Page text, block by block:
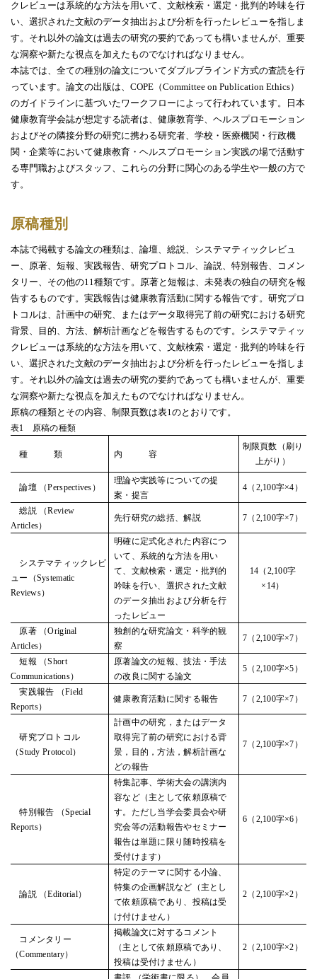
クレビューは系統的な方法を用いて、文献検索・選定・批判的吟味を行
い、選択された文献のデータ抽出および分析を行ったレビューを指しま
す。それ以外の論文は過去の研究の要約であっても構いませんが、重要
な洞察や新たな視点を加えたものでなければなりません。
本誌では、全ての種別の論文についてダブルブラインド方式の査読を行
っています。論文の出版は、 COPE （Committee on Publication Ethics）
のガイドラインに基づいたワークフローによって行われています。日本
健康教育学会誌が想定する読者は、健康教育学、ヘルスプロモーション
およびその隣接分野の研究に携わる研究者、学校・医療機関・行政機
関・企業等において健康教育・ヘルスプロモーション実践の場で活動す
る専門職およびスタッフ、これらの分野に関心のある学生や一般の方で
す。
原稿種別
本誌で掲載する論文の種類は、論壇、総説、システマティックレビュ
ー、原著、短報、実践報告、研究プロトコル、論説、特別報告、コメン
タリー、その他の11 種類です。原著と短報は、未発表の独自の研究を報
告するものです。実践報告は健康教育活動に関する報告です。研究プロ
トコルは、計画中の研究、またはデータ取得完了前の研究における研究
背景、目的、方法、解析計画などを報告するものです。システマティッ
クレビューは系統的な方法を用いて、文献検索・選定・批判的吟味を行
い、選択された文献のデータ抽出および分析を行ったレビューを指しま
す。それ以外の論文は過去の研究の要約であっても構いませんが、重要
な洞察や新たな視点を加えたものでなければなりません。
原稿の種類とその内容、制限頁数は表1 のとおりです。
表1 原稿の種類
種 類 内 容
制限頁数（刷り
上がり）
論壇 （Perspectives）
理論や実践等についての提
案・提言
4（2,100字×4）
総説 （Review
Articles）
先行研究の総括、解説 7（2,100字×7）
システマティックレビ
ュー（Systematic
Reviews）
明確に定式化された内容につ
いて、系統的な方法を用い
て、文献検索・選定・批判的
吟味を行い、選択された文献
のデータ抽出および分析を行
ったレビュー
14（2,100字
×14）
原著 （Original
Articles）
独創的な研究論文・科学的観
察
7（2,100字×7）
短報 （Short
Communications）
原著論文の短報、技法・手法
の改良に関する論文
5（2,100字×5）
実践報告 （Field
Reports）
健康教育活動に関する報告 7（2,100字×7）
研究プロトコル
（Study Protocol）
計画中の研究，またはデータ
取得完了前の研究における背
景，目的，方法，解析計画な
どの報告
7（2,100字×7）
特別報告 （Special
Reports）
特集記事、学術大会の講演内
容など（主として依頼原稿で
す。ただし当学会委員会や研
究会等の活動報告やセミナー
報告は単題に限り随時投稿を
受付けます）
6（2,100字×6）
論説 （Editorial）
特定のテーマに関する小論、
特集の企画解説など（主とし
て依頼原稿であり、投稿は受
け付けません）
2（2,100字×2）
コメンタリー
（Commentary）
掲載論文に対するコメント
（主として依頼原稿であり、
投稿は受付けません）
2（2,100字×2）